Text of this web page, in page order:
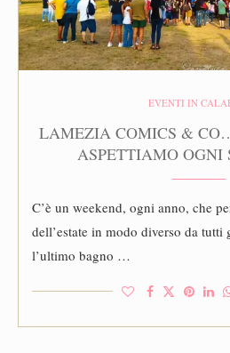
EVENTI IN
LAMEZIA COMICS &
ASPETTIAMO OGNI
C’è un weekend, ogni anno, che
dell’estate in modo diverso da
l’ultimo bagno …